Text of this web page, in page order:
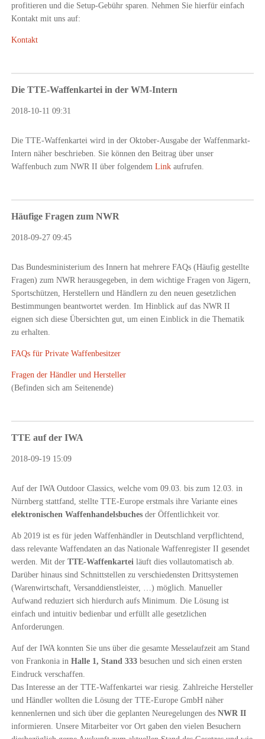
profitieren und die Setup-Gebühr sparen. Nehmen Sie hierfür einfach
Kontakt mit uns auf:
Kontakt
Die TTE-Waffenkartei in der WM-Intern
2018-10-11 09:31
Die TTE-Waffenkartei wird in der Oktober-Ausgabe der Waffenmarkt-
Intern näher beschrieben. Sie können den Beitrag über unser
Waffenbuch zum NWR II über folgendemLink aufrufen.
Häufige Fragen zum NWR
2018-09-27 09:45
Das Bundesministerium des Innern hat mehrere FAQs (Häufig gestellte
Fragen) zum NWR herausgegeben, in dem wichtige Fragen von Jägern,
Sportschützen, Herstellern und Händlern zu den neuen gesetzlichen
Bestimmungen beantwortet werden. Im Hinblick auf das NWR II
eignen sich diese Übersichten gut, um einen Einblick in die Thematik
zu erhalten.
FAQs für Private Waffenbesitzer
Fragen der Händler und Hersteller
(Befinden sich am Seitenende)
TTE auf der IWA
2018-09-19 15:09
Auf der IWA Outdoor Classics, welche vom 09.03. bis zum 12.03. in
Nürnberg stattfand, stellte TTE-Europe erstmals ihre Variante eines
elektronischen Waffenhandelsbuches der Öffentlichkeit vor.
Ab 2019 ist es für jeden Waffenhändler in Deutschland verpflichtend,
dass relevante Waffendaten an das Nationale Waffenregister II gesendet
werden. Mit derTTE-Waffenkartei läuft dies vollautomatisch ab.
Darüber hinaus sind Schnittstellen zu verschiedensten Drittsystemen
(Warenwirtschaft, Versanddienstleister, …) möglich. Manueller
Aufwand reduziert sich hierdurch aufs Minimum. Die Lösung ist
einfach und intuitiv bedienbar und erfüllt alle gesetzlichen
Anforderungen.
Auf der IWA konnten Sie uns über die gesamte Messelaufzeit am Stand
von Frankonia inHalle 1, Stand 333 besuchen und sich einen ersten
Eindruck verschaffen.
Das Interesse an der TTE-Waffenkartei war riesig. Zahlreiche Hersteller
und Händler wollten die Lösung der TTE-Europe GmbH näher
kennenlernen und sich über die geplanten Neuregelungen desNWR II
informieren. Unsere Mitarbeiter vor Ort gaben den vielen Besuchern